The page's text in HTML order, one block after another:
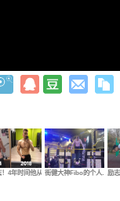
！4年时间他从…街健大神Fibo的个人…励